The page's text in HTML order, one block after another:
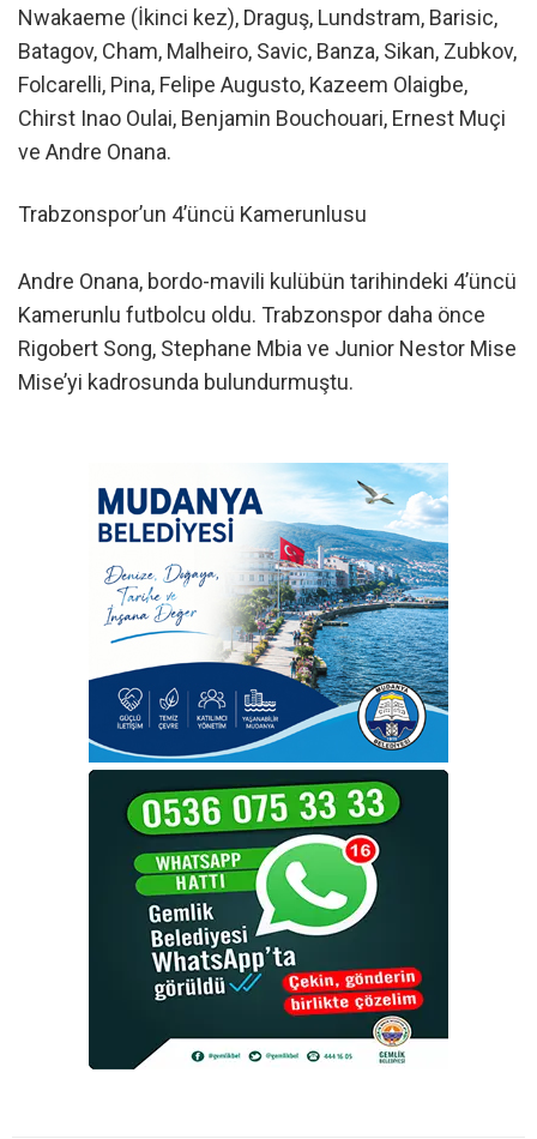
Nwakaeme (İkinci kez), Draguş, Lundstram, Barisic,
Batagov, Cham, Malheiro, Savic, Banza, Sikan, Zubkov,
Folcarelli, Pina, Felipe Augusto, Kazeem Olaigbe,
Chirst Inao Oulai, Benjamin Bouchouari, Ernest Muçi
ve Andre Onana.
Trabzonspor’un 4’üncü Kamerunlusu
Andre Onana, bordo-mavili kulübün tarihindeki 4’üncü
Kamerunlu futbolcu oldu. Trabzonspor daha önce
Rigobert Song, Stephane Mbia ve Junior Nestor Mise
Mise’yi kadrosunda bulundurmuştu.